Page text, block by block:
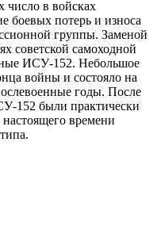
число в войсках
боевых потерь и износа
группы. Заменой
советской самоходной
ИСУ-152. Небольшое
войны и состояло на
годы. После
152 были практически
времени